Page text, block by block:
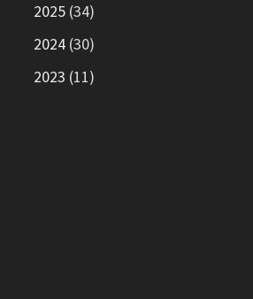
2025 (34)
2024 (30)
2023 (11)